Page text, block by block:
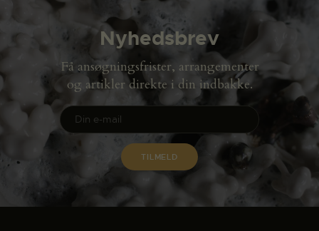
Nyhedsbrev
Få ansøgningsfrister, arrangementer
og artikler direkte i din indbakke.